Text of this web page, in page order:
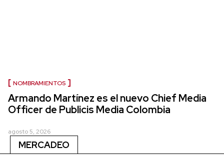
NOMBRAMIENTOS
Armando Martínez es el nuevo Chief Media
Officer de Publicis Media Colombia
agosto 5, 2026
MERCADEO